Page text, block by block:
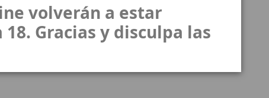
volverán a estar
Gracias y disculpa las